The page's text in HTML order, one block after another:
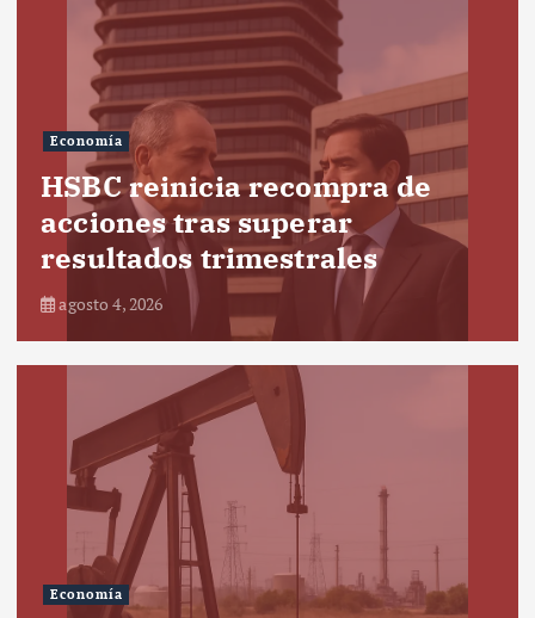
Economía
HSBC reinicia recompra de
acciones tras superar
resultados trimestrales
agosto 4, 2026
Economía